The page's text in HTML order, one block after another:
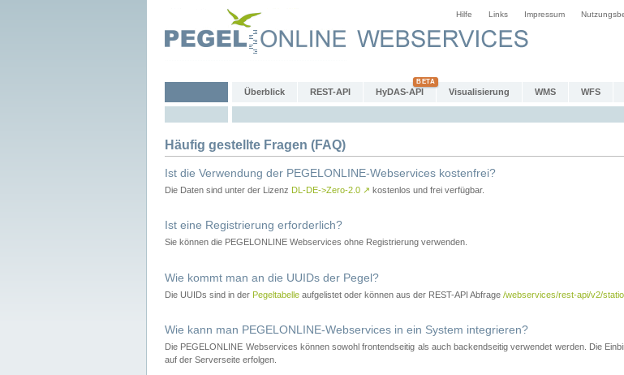
Hilfe Links Impressum
Überblick REST-API HyDAS-API Visualisierung WMS WFS
Häufig gestellte Fragen (FAQ)
Ist die Verwendung der PEGELONLINE-Webservices kostenfrei?
Die Daten sind unter der Lizenz DL-DE->Zero-2.0 ↗ kostenlos und frei verfügbar.
Ist eine Registrierung erforderlich?
Sie können die PEGELONLINE Webservices ohne Registrierung verwenden.
Wie kommt man an die UUIDs der Pegel?
Die UUIDs sind in der Pegeltabelle aufgelistet oder können aus der REST-API Abfrage /webservices/rest-api/v2/
Wie kann man PEGELONLINE-Webservices in ein System integrieren?
Die PEGELONLINE Webservices können sowohl frontendseitig als auch backendseitig verwendet werden. Die
auf der Serverseite erfolgen.